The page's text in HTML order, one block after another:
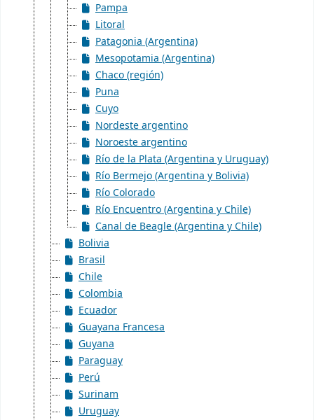
Pampa
Litoral
Patagonia (Argentina)
Mesopotamia (Argentina)
Chaco (región)
Puna
Cuyo
Nordeste argentino
Noroeste argentino
Río de la Plata (Argentina y Uruguay)
Río Bermejo (Argentina y Bolivia)
Río Colorado
Río Encuentro (Argentina y Chile)
Canal de Beagle (Argentina y Chile)
Bolivia
Brasil
Chile
Colombia
Ecuador
Guayana Francesa
Guyana
Paraguay
Perú
Surinam
Uruguay